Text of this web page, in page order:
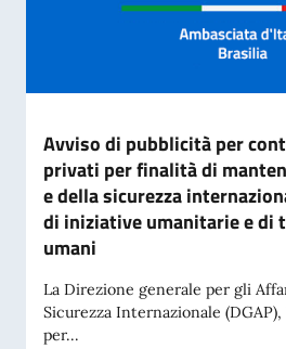
Avviso di pubblicità per
privati per finalità di
e della sicurezza
di iniziative umanitarie e
umani
La Direzione generale per gli
Sicurezza Internazionale
per...